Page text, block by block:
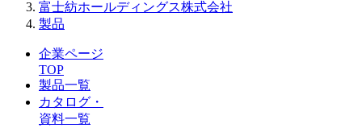
富士紡ホールディングス株式会社
製品
企業ページ
TOP
製品一覧
カタログ・
資料一覧